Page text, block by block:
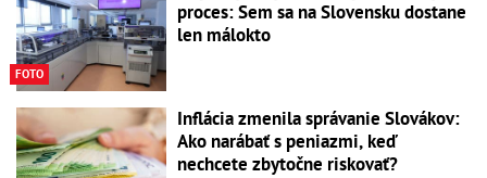
FOTO
proces: Sem sa na Slovensku dostane
len málokto
Inflácia zmenila správanie Slovákov:
Ako narábať s peniazmi, keď
nechcete zbytočne riskovať?